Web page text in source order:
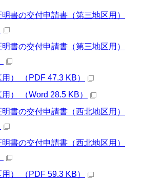
書の交付申請書（第三地区用）
書の交付申請書（第三地区用）
） （PDF 47.3 KB）
） （Word 28.5 KB）
書の交付申請書（西北地区用）
書の交付申請書（西北地区用）
） （PDF 59.3 KB）